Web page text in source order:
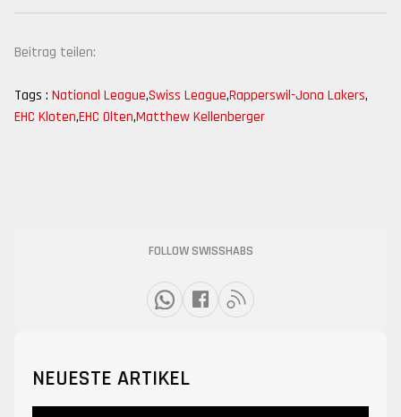
Beitrag teilen:
Tags : National League,Swiss League,Rapperswil-Jona Lakers,
EHC Kloten,EHC Olten,Matthew Kellenberger
FOLLOW SWISSHABS
NEUESTE ARTIKEL